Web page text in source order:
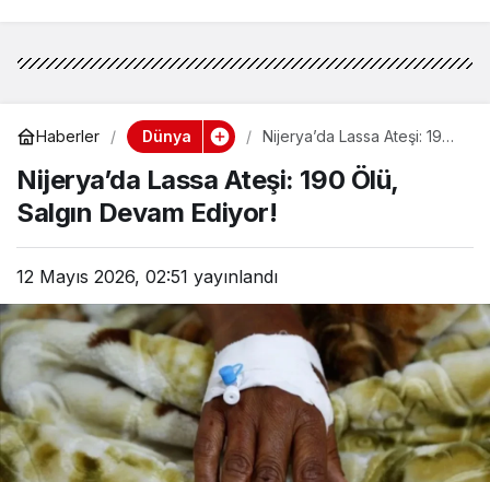
Haberler Dünya
Nijerya’da Lassa Ateşi: 190
Nijerya’da Lassa Ateşi: 190 Ölü,
Salgın Devam Ediyor!
12 Mayıs 2026, 02:51 yayınlandı